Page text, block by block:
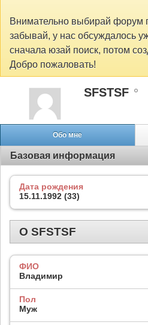
Внимательно выбирай форум
забывай, у нас обсуждалось
сначала юзай поиск, потом
Добро пожаловать!
SFSTSF
Обо мне
Базовая информация
Дата рождения
15.11.1992 (33)
О SFSTSF
ФИО
Владимир
Пол
Муж